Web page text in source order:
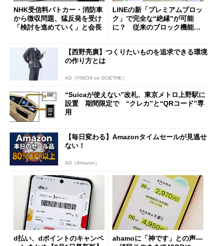
NHK受信料パトカー・消防車
から徴収問題、猛反発を受け
「検討を進めていく」と会長
LINEの新「プレミアムブロッ
ク」で完全な“絶縁”が可能
に？ 従来のブロック機能と
【西野亮廣】つくりたいものを追求できる環境
の作り方とは
AD（FINCHI on GOETHE）
“Suicaが使えない”改札、東京メトロ上野駅に
設置 期間限定で “クレカ”と“QRコード”専
用
【毎日変わる】Amazonタイムセールが見逃せ
ない！
AD（Amazon）
d払い、dポイントのキャンペ
ahamoに「神です」との声―